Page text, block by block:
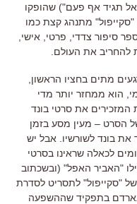
אל תגיד אף פעם") שהופקו
מתנהג קצת כמו
סיפור צדדי, פרטי, אישי,
להחריב את העולם.
מתים בחציו הראשון,
הוא ממחזר יותר מדי
המזכירים את סרטי בונד
הסרט – מעין מסע בזמן
בונד לשורשיו. אבל יש
לכאלה שראינו בסרטי
"האביר האפל" (ובשכתוב
"סקייפול" לתסריט לסדרת
בארדם בתפקיד שההשפעה